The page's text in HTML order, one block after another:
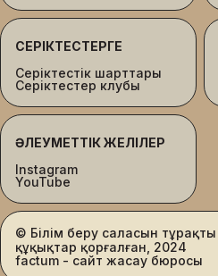
СЕРІКТЕСТЕРГЕ
Серіктестік шарттары
Серіктестер клубы
© Білім беру саласын
құқықтар қорғалған, 2024
factum - сайт жасау бюросы
ӘЛЕУМЕТТІК ЖЕЛІЛЕР
Instagram
YouTube